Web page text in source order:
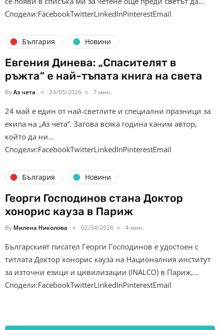
Сподели:FacebookTwitterLinkedInPinterestEmail
България Новини
Евгения Динева: „Спасителят в
ръжта“ е най-тъпата книга на света
ByАз чета 24/05/2026 7 мин.
24 май е един от най-светлите и специални празници за
екипа на „Аз чета“. Затова всяка година каним автор,
който да ни…
Сподели:FacebookTwitterLinkedInPinterestEmail
България Новини
Георги Господинов стана Доктор
хонорис кауза в Париж
By Милена Николова 02/04/2026 4 мин.
Българският писател Георги Господинов е удостоен с
титлата Доктор хонорис кауза на Националния институт
за източни езици и цивилизации (INALCO) в Париж,…
Сподели:FacebookTwitterLinkedInPinterestEmail